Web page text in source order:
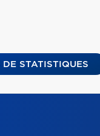
DE STATISTIQUES